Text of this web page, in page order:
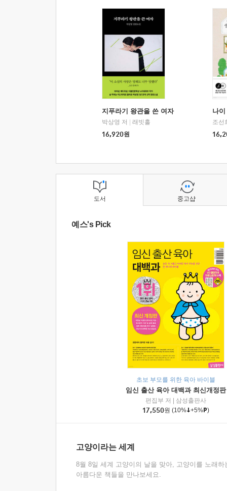
지푸라기 왕관을 쓴 여자
박상영 저
래빗홀
16,920원
나
조선
도서
예스's Pick
초보 부모를 위한 육아 바이블
임신 출산 육아 대백과 최신개정판
편집부 저
삼성출판사
17,550원 (10% +5% )
고양이라는 세계
8월 8일 세계 고양이의 날을 맞아, 고양이를 노래하
아름다운 책들을 만나보세요.
중고샵